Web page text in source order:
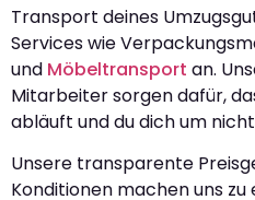
Transport deines
Services wie
und Möbeltransport an.
Mitarbeiter sorgen dafür,
abläuft und du dich um
Unsere transparente
Konditionen machen uns